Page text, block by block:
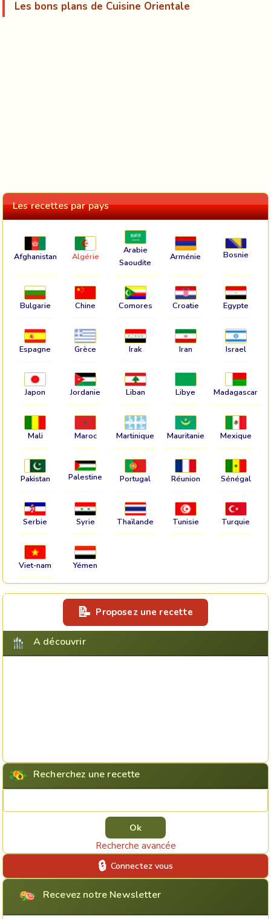
Les bons plans de Cuisine Orientale
Les recettes par pays
Afghanistan Algérie
Arabie
Saoudite
Arménie Bosnie
Bulgarie Chine Comores Croatie Egypte
Espagne Grèce Irak Iran Israel
Japon Jordanie Liban Libye Madagascar
Mali Maroc Martinique Mauritanie Mexique
Pakistan Palestine Portugal Réunion Sénégal
Serbie Syrie Thaïlande Tunisie Turquie
Viet-nam Yémen
Proposez une recette
A découvrir
Recherchez une recette
Recherche avancée
Connectez vous
Recevez notre Newsletter